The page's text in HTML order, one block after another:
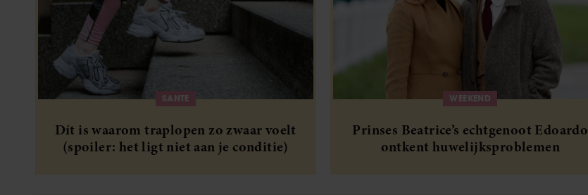
SANTE
Dít is waarom traplopen zo zwaar voelt
(spoiler: het ligt niet aan je conditie)
WEEKEND
Prinses Beatrice’s echtgenoot Edoardo
ontkent huwelijksproblemen